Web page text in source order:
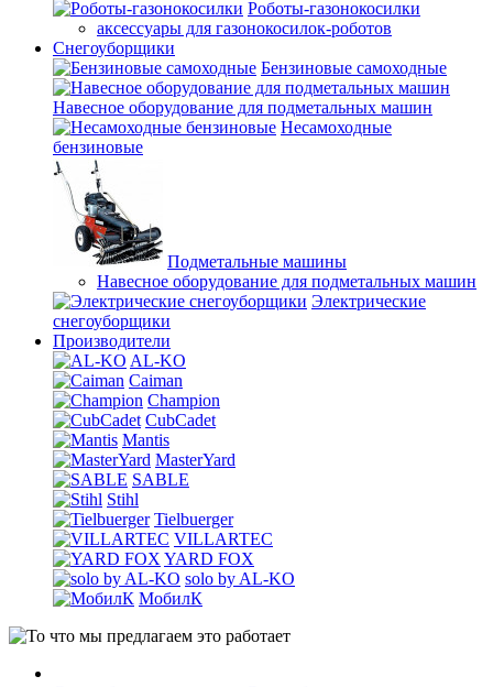
Роботы-газонокосилки
аксессуары для газонокосилок-роботов
Снегоуборщики
Бензиновые самоходные
Навесное оборудование для подметальных машин
Несамоходные
бензиновые
Подметальные машины
Навесное оборудование для подметальных машин
Электрические
снегоуборщики
Производители
AL-KO
Caiman
Champion
CubCadet
Mantis
MasterYard
SABLE
Stihl
Tielbuerger
VILLARTEC
YARD FOX
solo by AL-KO
МобилК